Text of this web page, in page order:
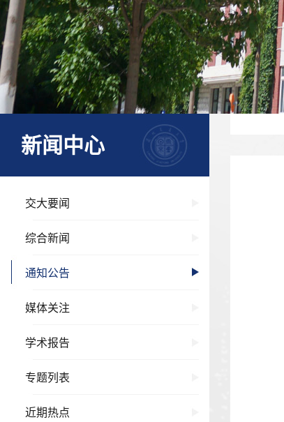
新闻中心
交大要闻
综合新闻
通知公告
媒体关注
学术报告
专题列表
近期热点